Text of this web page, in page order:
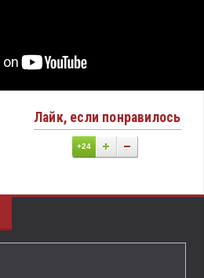
Лайк, если понравилось
+24